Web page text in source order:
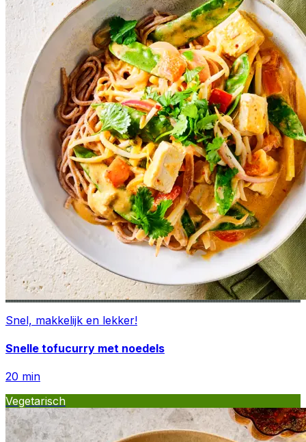
Snel, makkelijk en lekker!
Snelle tofucurry met noedels
20 min
Vegetarisch